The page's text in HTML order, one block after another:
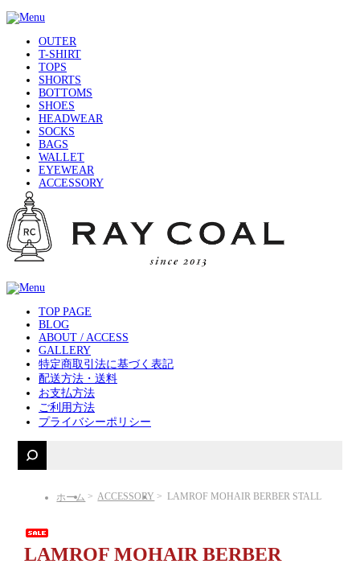
OUTER
T-SHIRT
TOPS
SHORTS
BOTTOMS
SHOES
HEADWEAR
SOCKS
BAGS
WALLET
EYEWEAR
ACCESSORY
TOP PAGE
BLOG
ABOUT / ACCESS
GALLERY
特定商取引法に基づく表記
配送方法・送料
お支払方法
ご利用方法
プライバシーポリシー
ホーム ACCESSORY LAMROF MOHAIR BERBER STALL
LAMROF MOHAIR BERBER